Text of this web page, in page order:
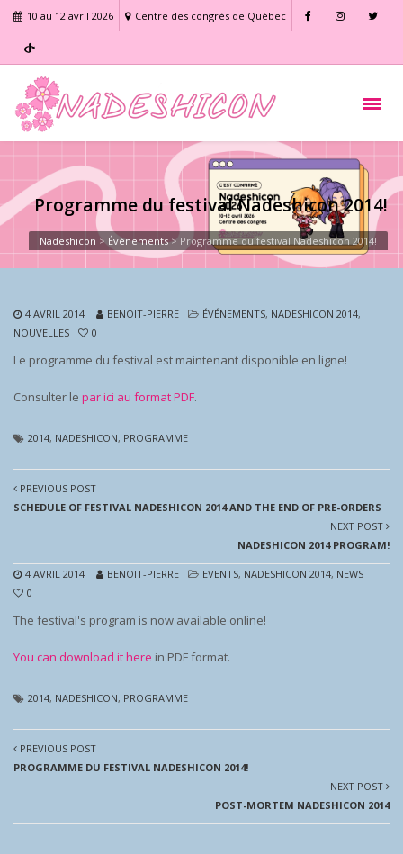
10 au 12 avril 2026 Centre des congrès de Québec
Programme du festival Nadeshicon 2014!
Nadeshicon > Événements> Programme du festival Nadeshicon 2014!
4 AVRIL 2014 BENOIT-PIERRE ÉVÉNEMENTS, NADESHICON 2014,
NOUVELLES
0
Le programme du festival est maintenant disponible en ligne!
Consulter le par ici au format PDF.
2014, NADESHICON, PROGRAMME
PREVIOUS POST
SCHEDULE OF FESTIVAL NADESHICON 2014 AND THE END OF PRE-ORDERS
NEXT POST
NADESHICON 2014 PROGRAM!
4 AVRIL 2014 BENOIT-PIERRE EVENTS, NADESHICON 2014, NEWS
0
The festival's program is now available online!
You can download it here in PDF format.
2014, NADESHICON, PROGRAMME
PREVIOUS POST
PROGRAMME DU FESTIVAL NADESHICON 2014!
NEXT POST
POST-MORTEM NADESHICON 2014